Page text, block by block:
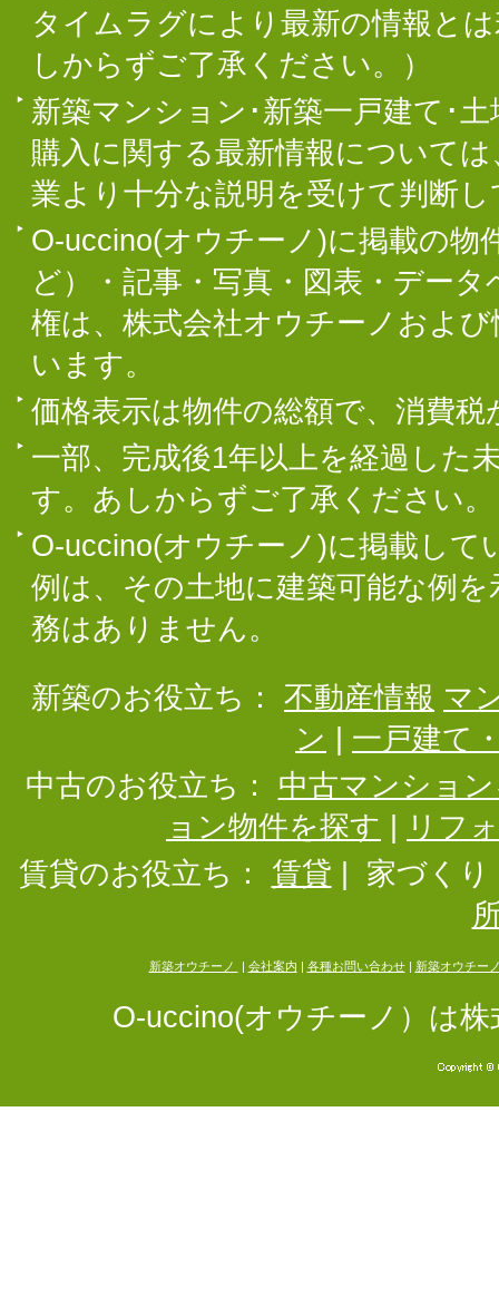
タイムラグにより最新の情報と
しからずご了承ください。）
新築マンション･新築一戸建て･
購入に関する最新情報について
業より十分な説明を受けて判断
O-uccino(オウチーノ)に掲載の物
ど）・記事・写真・図表・デー
権は、株式会社オウチーノおよ
います。
価格表示は物件の総額で、消費
一部、完成後1年以上を経過した
す。あしからずご了承ください。
O-uccino(オウチーノ)に掲載して
例は、その土地に建築可能な例
務はありません。
新築のお役立ち： 不動産情報 マ
ン
一戸建て
中古のお役立ち：
中古マンショ
ョン物件を探す
リフ
賃貸のお役立ち：
賃貸
家づくり
新築オウチーノ 会社案内 各種お問い合わせ| 新築オウチー
O-uccino(オウチーノ）は